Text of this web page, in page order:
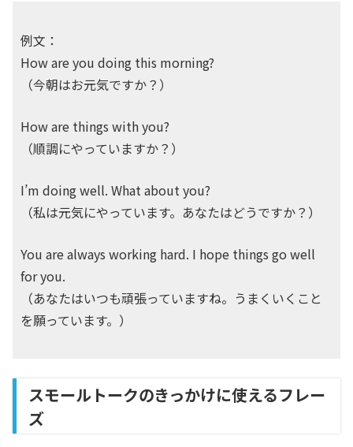
例文：
How are you doing this morning?
（今朝はお元気ですか？）
How are things with you?
（順調にやっていますか？）
I’m doing well. What about you?
（私は元気にやっています。あなたはどうですか？）
You are always working hard. I hope things go well
for you.
（あなたはいつも頑張っていますね。うまくいくこと
を願っています。）
スモールトークのきっかけに使えるフレー
ズ